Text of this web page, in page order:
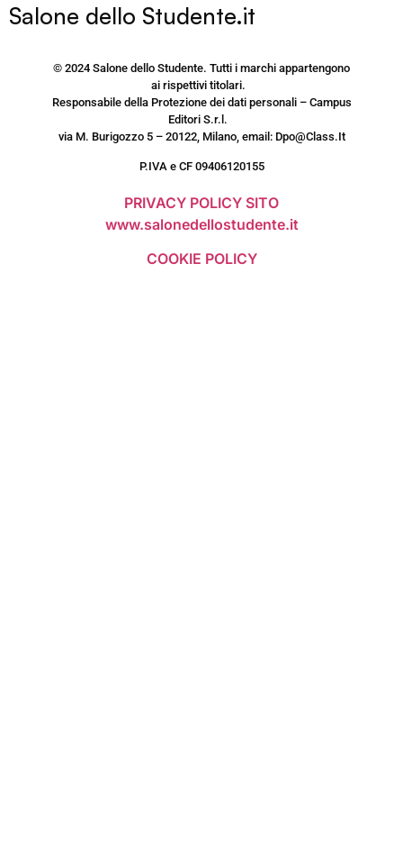
Salone dello Studente.it
© 2024 Salone dello Studente. Tutti i marchi appartengono
ai rispettivi titolari.
Responsabile della Protezione dei dati personali – Campus
Editori S.r.l.
via M. Burigozzo 5 – 20122, Milano, email: Dpo@Class.It
P.IVA e CF 09406120155
PRIVACY POLICY SITO
www.salonedellostudente.it
COOKIE POLICY